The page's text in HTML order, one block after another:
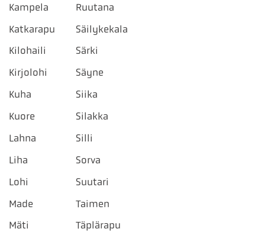
Kampela
Katkarapu
Kilohaili
Kirjolohi
Kuha
Kuore
Lahna
Liha
Lohi
Made
Mäti
Ruutana
Säilykekala
Särki
Säyne
Siika
Silakka
Silli
Sorva
Suutari
Taimen
Täplärapu